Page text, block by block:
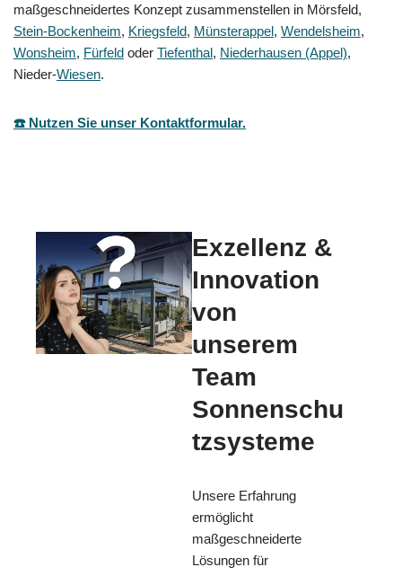
maßgeschneidertes Konzept zusammenstellen in Mörsfeld,
Stein-Bockenheim, Kriegsfeld, Münsterappel, Wendelsheim,
Wonsheim, Fürfeld oder Tiefenthal, Niederhausen (Appel),
Nieder-Wiesen.
☎️ Nutzen Sie unser Kontaktformular.
Exzellenz &
Innovation
von
unserem
Team
Sonnenschu
tzsysteme
Unsere Erfahrung
ermöglicht
maßgeschneiderte
Lösungen für